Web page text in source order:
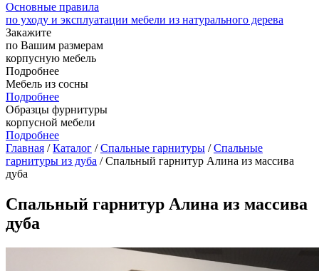
Основные правила
по уходу и эксплуатации мебели из натурального дерева
Закажите
по Вашим размерам
корпусную мебель
Подробнее
Мебель из сосны
Подробнее
Образцы фурнитуры
корпусной мебели
Подробнее
Главная /Каталог /Спальные гарнитуры /Спальные
гарнитуры из дуба / Спальный гарнитур Алина из массива
дуба
Спальный гарнитур Алина из массива
дуба